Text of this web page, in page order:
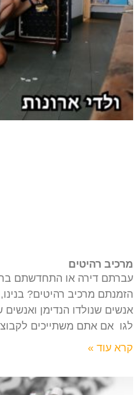
מרכיב רהיטים
עברתם דירה או התחדשתם
אנשים שנולדו הנדימן
לגו אם אתם משתייכים
קרא עוד »